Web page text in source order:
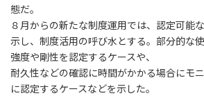
態だ。
８月からの新たな制度運用では、認定可能
示し、制度活用の呼び水とする。部分的な
強度や剛性を認定するケースや、
耐久性などの確認に時間がかかる場合にモ
に認定するケースなどを示した。